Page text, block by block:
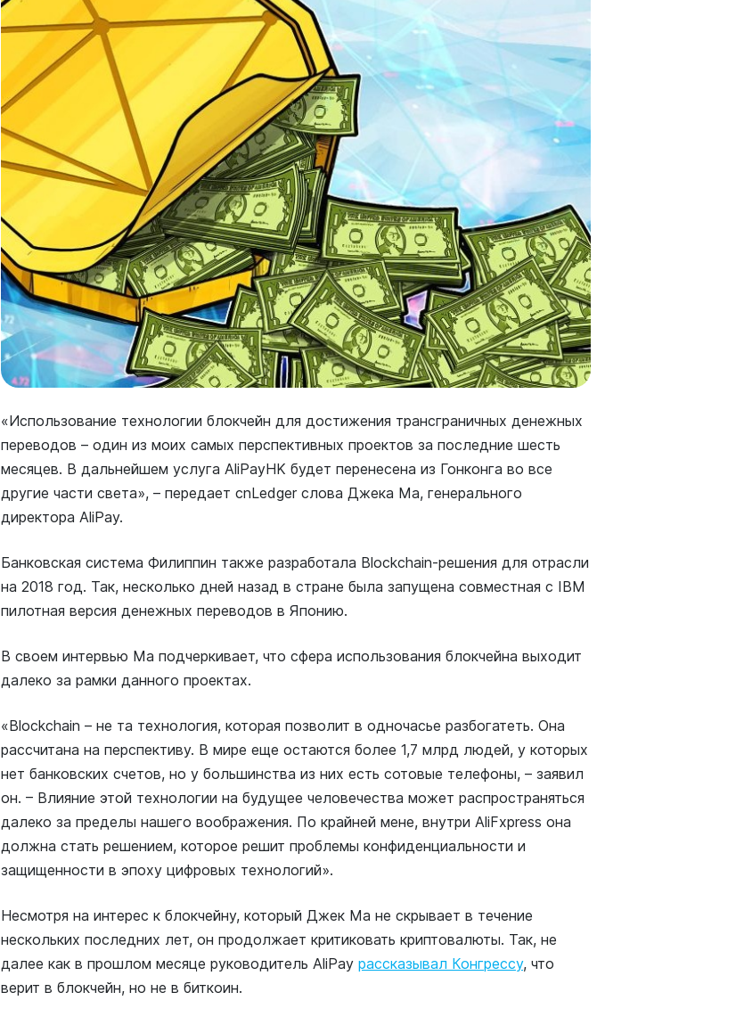
«Использование технологии блокчейн для достижения трансграничных денежных
переводов – один из моих самых перспективных проектов за последние шесть
месяцев. В дальнейшем услуга AliPayHK будет перенесена из Гонконга во все
другие части света», – передает cnLedger слова Джека Ма, генерального
директора AliPay.
Банковская система Филиппин также разработала Blockchain-решения для отрасли
на 2018 год. Так, несколько дней назад в стране была запущена совместная с IBM
пилотная версия денежных переводов в Японию.
В своем интервью Ма подчеркивает, что сфера использования блокчейна выходит
далеко за рамки данного проектах.
«Blockchain – не та технология, которая позволит в одночасье разбогатеть. Она
рассчитана на перспективу. В мире еще остаются более 1,7 млрд людей, у которых
нет банковских счетов, но у большинства из них есть сотовые телефоны, – заявил
он. – Влияние этой технологии на будущее человечества может распространяться
далеко за пределы нашего воображения. По крайней мене, внутри AliFxpress она
должна стать решением, которое решит проблемы конфиденциальности и
защищенности в эпоху цифровых технологий».
Несмотря на интерес к блокчейну, который Джек Ма не скрывает в течение
нескольких последних лет, он продолжает критиковать криптовалюты. Так, не
далее как в прошлом месяце руководитель AliPay рассказывал Конгрессу, что
верит в блокчейн, но не в биткоин.